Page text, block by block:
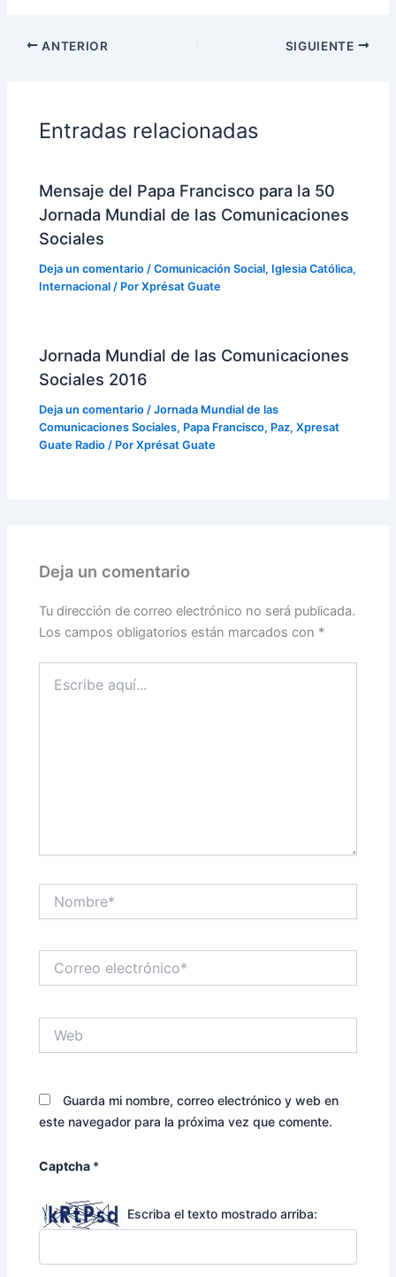
ANTERIOR SIGUIENTE
Entradas relacionadas
Mensaje del Papa Francisco para la 50
Jornada Mundial de las Comunicaciones
Sociales
Deja un comentario /Comunicación Social, Iglesia Católica,
Internacional / PorXprésat Guate
Jornada Mundial de las Comunicaciones
Sociales 2016
Deja un comentario /Jornada Mundial de las
Comunicaciones Sociales, Papa Francisco, Paz,Xpresat
Guate Radio / PorXprésat Guate
Deja un comentario
Tu dirección de correo electrónico no será publicada.
Los campos obligatorios están marcados con *
aquí...
electrónico*
Guarda mi nombre, correo electrónico y web en
este navegador para la próxima vez que comente.
Captcha *
Escriba el texto mostrado arriba: